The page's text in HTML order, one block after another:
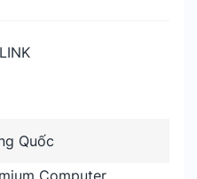
Quốc
Computer